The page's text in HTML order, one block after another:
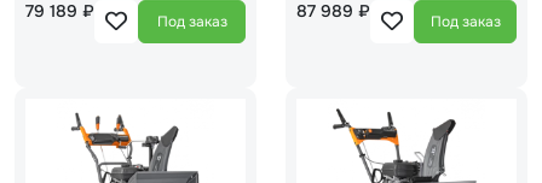
79 189 ₽ Под заказ 87 989 ₽ Под заказ